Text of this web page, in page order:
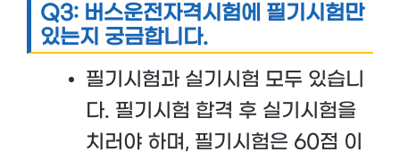
Q3: 버스운전자격시험에 필기시험만
있는지 궁금합니다.
필기시험과 실기시험 모두 있습니
다. 필기시험 합격 후 실기시험을
치러야 하며, 필기시험은 60점 이